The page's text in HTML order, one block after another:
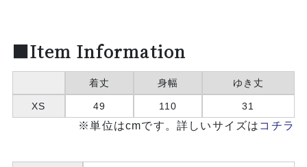
■Item Information
着丈 身幅 ゆき丈
XS 49 110 31
※単位はcmです。詳しいサイズは コチラ